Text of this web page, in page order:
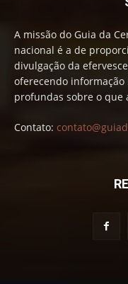
A missão do Guia da
nacional é a de
divulgação da
oferecendo
profundas sobre o que
Contato: